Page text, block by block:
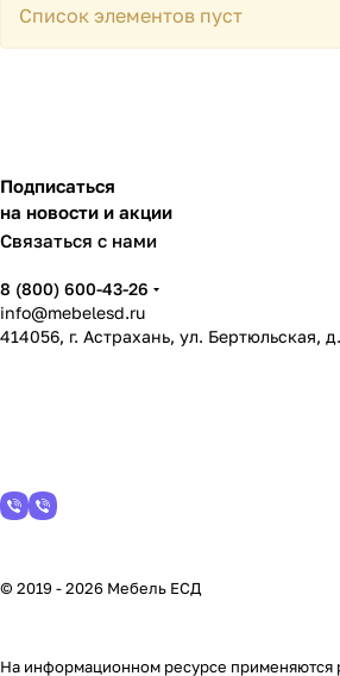
Список элементов пуст
Подписаться
на новости и акции
Связаться с нами
8 (800) 600-43-26
info@mebelesd.ru
414056, г. Астрахань, ул. Бертюльская,
© 2019 - 2026 Мебель ЕСД
На информационном ресурсе применяются